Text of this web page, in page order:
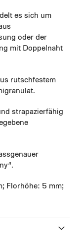
es sich um
oder der
mit Doppelnaht
rutschfestem
strapazierfähig
Florhöhe: 5 mm;